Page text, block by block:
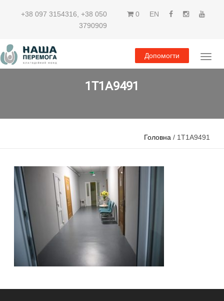
+38 097 3154316 +38 050
3790909
0 EN
Допомогти
1T1A9491
Головна / 1T1A9491